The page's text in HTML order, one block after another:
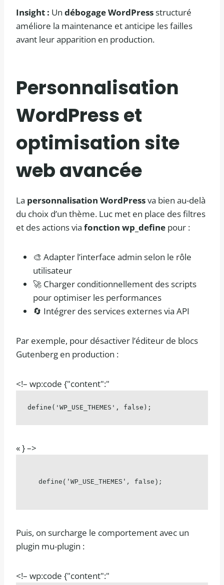
Insight : Un débogage WordPressstructuré
améliore la maintenance et anticipe les failles
avant leur apparition en production.
Personnalisation
WordPress et
optimisation site
web avancée
La personnalisation WordPressva bien au-delà
du choix d’un thème. Luc met en place des filtres
et des actions via fonction wp_define pour :
🎨 Adapter l’interface admin selon le rôle
utilisateur
🚀 Charger conditionnellement des scripts
pour optimiser les performances
🔄 Intégrer des services externes via API
Par exemple, pour désactiver l’éditeur de blocs
Gutenberg en production :
<!– wp:code {"content":"
define('WP_USE_THEMES', false);
« } –>
define('WP_USE_THEMES', false);
Puis, on surcharge le comportement avec un
plugin mu-plugin :
<!– wp:code {"content":"